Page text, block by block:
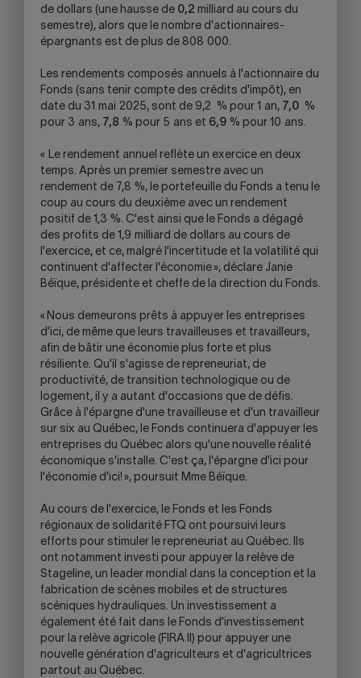
de dollars (une hausse de 0,2 milliard au cours du
semestre), alors que le nombre d'actionnaires-
épargnants est de plus de 808 000.
Les rendements composés annuels à l'actionnaire du
Fonds (sans tenir compte des crédits d'impôt), en
date du 31 mai 2025, sont de 9,2 % pour 1 an, 7,0 %
pour 3 ans, 7,8 % pour 5 ans et 6,9 % pour 10 ans.
« Le rendement annuel reflète un exercice en deux
temps. Après un premier semestre avec un
rendement de 7,8 %, le portefeuille du Fonds a tenu le
coup au cours du deuxième avec un rendement
positif de 1,3 %. C'est ainsi que le Fonds a dégagé
des profits de 1,9 milliard de dollars au cours de
l'exercice, et ce, malgré l'incertitude et la volatilité qui
continuent d'affecter l'économie », déclare Janie
Béïque, présidente et cheffe de la direction du Fonds.
« Nous demeurons prêts à appuyer les entreprises
d'ici, de même que leurs travailleuses et travailleurs,
afin de bâtir une économie plus forte et plus
résiliente. Qu'il s'agisse de repreneuriat, de
productivité, de transition technologique ou de
logement, il y a autant d'occasions que de défis.
Grâce à l'épargne d'une travailleuse et d'un travailleur
sur six au Québec, le Fonds continuera d'appuyer les
entreprises du Québec alors qu'une nouvelle réalité
économique s'installe. C'est ça, l'épargne d'ici pour
l'économie d'ici! », poursuit Mme Béïque.
Au cours de l'exercice, le Fonds et les Fonds
régionaux de solidarité FTQ ont poursuivi leurs
efforts pour stimuler le repreneuriat au Québec. Ils
ont notamment investi pour appuyer la relève de
Stageline, un leader mondial dans la conception et la
fabrication de scènes mobiles et de structures
scéniques hydrauliques. Un investissement a
également été fait dans le Fonds d'investissement
pour la relève agricole (FIRA II) pour appuyer une
nouvelle génération d'agriculteurs et d'agricultrices
partout au Québec.